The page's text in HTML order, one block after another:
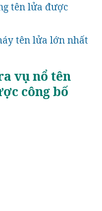
tên lửa được
tên lửa lớn nhất
vụ nổ tên
công bố